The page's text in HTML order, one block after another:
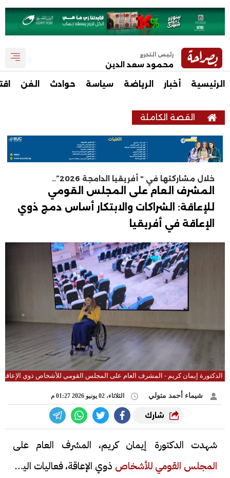
رئيس التحرير
محمود سعد الدين
الرئيسية أخبار الرياضة سياسة حوادث الفن
القصة الكاملة
خلال مشاركتها في " أفريقيا الدامجة 2026”..
المشرف العام على المجلس القومي
للإعاقة: الشراكات والابتكار أساس دمج ذوي
الإعاقة في أفريقيا
الدكتورة إيمان كريم - المشرف العام على المجلس القومي للأشخاص ذوي الإعاقة
شيماء أحمد متولي الثلاثاء، 02 يونيو 2026 01:27 م
شارك
شهدت الدكتورة إيمان كريم، المشرف العام على
المجلس القومي للأشخاص ذوي الإعاقة، فعاليات اليوم